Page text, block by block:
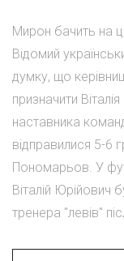
Мирон бачить на
Відомий
думку, що
призначити
наставника
відправилися 5-6
Пономарьов. У
Віталій Юрійович
тренера "левів"